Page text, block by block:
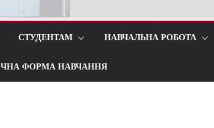
СТУДЕНТАМ НАВЧАЛЬНА РОБОТА
ФОРМА НАВЧАННЯ